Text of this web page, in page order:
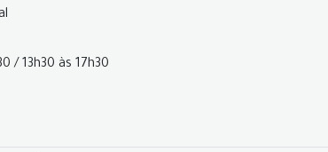
/ 13h30 às 17h30